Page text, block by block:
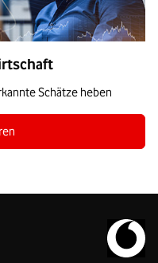
Schätze heben
Big Data in der
Zur